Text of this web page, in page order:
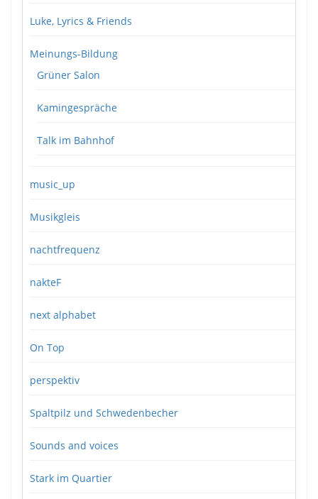
Luke, Lyrics & Friends
Meinungs-Bildung
Grüner Salon
Kamingespräche
Talk im Bahnhof
music_up
Musikgleis
nachtfrequenz
nakteF
next alphabet
On Top
perspektiv
Spaltpilz und Schwedenbecher
Sounds and voices
Stark im Quartier